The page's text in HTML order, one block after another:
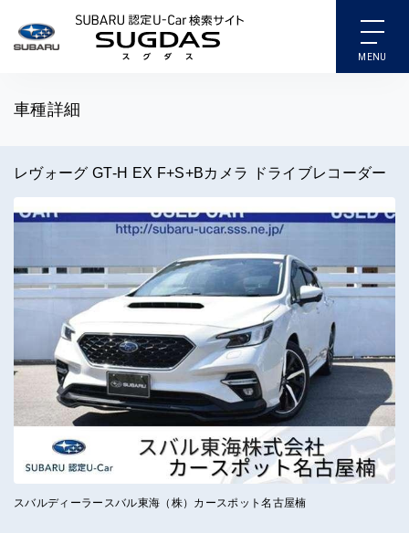
SUBARU 認定U-Car検索
車種詳細
レヴォーグ GT-H EX F+S+Bカメラ ドライブレコーダー
スバルディーラースバル東海（株）カースポット名古屋楠